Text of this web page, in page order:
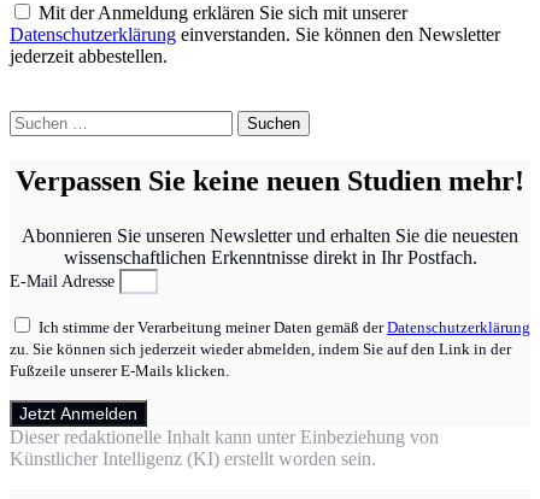
Mit der Anmeldung erklären Sie sich mit unserer
Datenschutzerklärung einverstanden. Sie können den Newsletter
jederzeit abbestellen.
Suchen
nach:
Verpassen Sie keine neuen Studien mehr!
Abonnieren Sie unseren Newsletter und erhalten Sie die neuesten
wissenschaftlichen Erkenntnisse direkt in Ihr Postfach.
E-Mail Adresse
Ich stimme der Verarbeitung meiner Daten gemäß derDatenschutzerklärung
zu. Sie können sich jederzeit wieder abmelden, indem Sie auf den Link in der
Fußzeile unserer E-Mails klicken.
Jetzt Anmelden
Dieser redaktionelle Inhalt kann unter Einbeziehung von
Künstlicher Intelligenz (KI) erstellt worden sein.